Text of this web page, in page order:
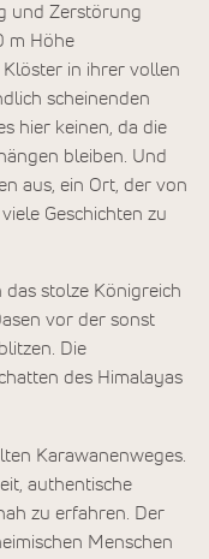
und Zerstörung
m Höhe
in ihrer vollen
scheinenden
hier keinen, da die
bleiben. Und
aus, ein Ort, der von
Geschichten zu
das stolze Königreich
vor der sonst
Die
des Himalayas
Karawanenweges.
authentische
zu erfahren. Der
Menschen